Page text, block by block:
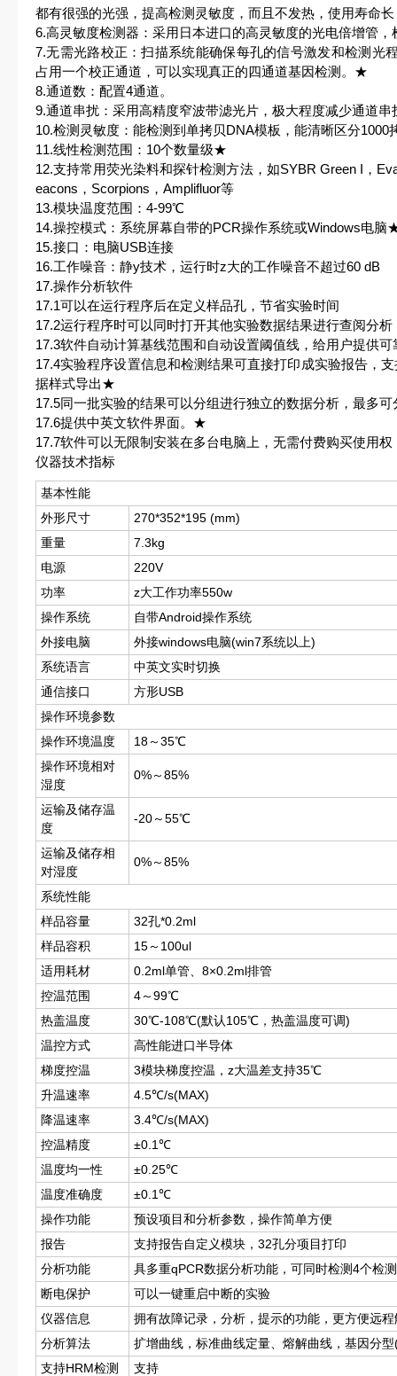
都有很强的光强，提高检测灵敏度，而且不发热，使用寿命
6.高灵敏度检测器：采用日本进口的高灵敏度的光电倍增管，
7.无需光路校正：扫描系统能确保每孔的信号激发和检测光
占用一个校正通道，可以实现真正的四通道基因检测。★
8.通道数：配置4通道。
9.通道串扰：采用高精度窄波带滤光片，极大程度减少通道
10.检测灵敏度：能检测到单拷贝DNA模板，能清晰区分1000
11.线性检测范围：10个数量级★
12.支持常用荧光染料和探针检测方法，如SYBR Green I，
eacons，Scorpions，Amplifluor等
13.模块温度范围：4-99℃
14.操控模式：系统屏幕自带的PCR操作系统或Windows电脑
15.接口：电脑USB连接
16.工作噪音：静y技术，运行时z大的工作噪音不超过60 dB
17.操作分析软件
17.1可以在运行程序后在定义样品孔，节省实验时间
17.2运行程序时可以同时打开其他实验数据结果进行查阅分析
17.3软件自动计算基线范围和自动设置阈值线，给用户提供
17.4实验程序设置信息和检测结果可直接打印成实验报告，
据样式导出★
17.5同一批实验的结果可以分组进行独立的数据分析，最多可
17.6提供中英文软件界面。★
17.7软件可以无限制安装在多台电脑上，无需付费购买使用
仪器技术指标
基本性能
外形尺寸
270*352*195 (mm)
重量
7.3kg
电源
220V
功率
z大工作功率550w
操作系统
自带Android操作系统
外接电脑
外接windows电脑(win7系统以上)
系统语言
中英文实时切换
通信接口
方形USB
操作环境参数
操作环境温度
18～35℃
操作环境相对
湿度
0%～85%
运输及储存温
度
-20～55℃
运输及储存相
对湿度
0%～85%
系统性能
样品容量
32孔*0.2ml
样品容积
15～100ul
适用耗材
0.2ml单管、8×0.2ml排管
控温范围
4～99℃
热盖温度
30℃-108℃(默认105℃，热盖温度可调)
温控方式
高性能进口半导体
梯度控温
3模块梯度控温，z大温差支持35℃
升温速率
4.5℃/s(MAX)
降温速率
3.4℃/s(MAX)
控温精度
±0.1℃
温度均一性
±0.25℃
温度准确度
±0.1℃
操作功能
预设项目和分析参数，操作简单方便
报告
支持报告自定义模块，32孔分项目打印
分析功能
具多重qPCR数据分析功能，可同时检测4个检
断电保护
可以一键重启中断的实验
仪器信息
拥有故障记录，分析，提示的功能，更方便远
分析算法
扩增曲线，标准曲线定量、熔解曲线，基因分
支持HRM检测
支持